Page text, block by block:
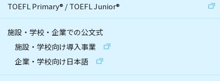
TOEFL Primary® /TOEFL Junior®
施設・学校・企業での公文式
施設・学校向け導入事業
企業・学校向け日本語